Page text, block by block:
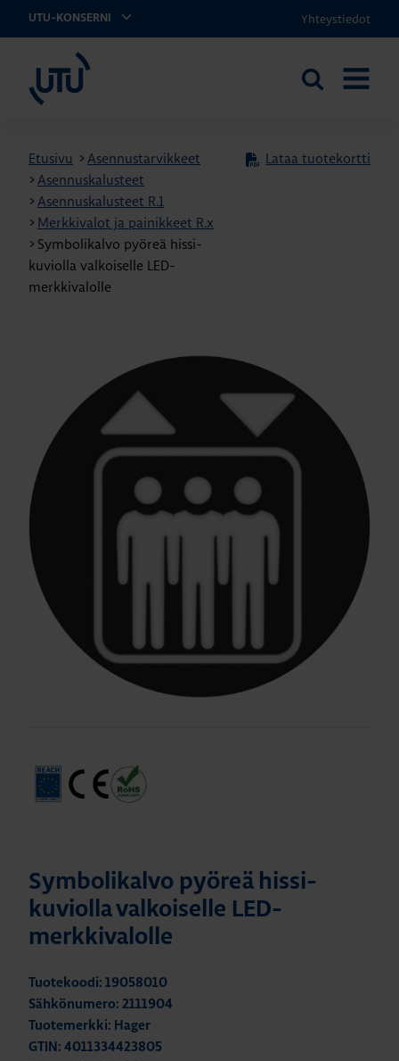
UTU-KONSERNI Yhteystiedot
Etsi
Etusivu >Asennustarvikkeet
>Asennuskalusteet
>Asennuskalusteet R.1
> Merkkivalot ja painikkeet R.x
> Symbolikalvo pyöreä hissi-
kuviolla valkoiselle LED-
merkkivalolle
Lataa tuotekortti
Symbolikalvo pyöreä hissi-
kuviolla valkoiselle LED-
merkkivalolle
Tuotekoodi: 19058010
Sähkönumero: 2111904
Tuotemerkki: Hager
GTIN: 4011334423805